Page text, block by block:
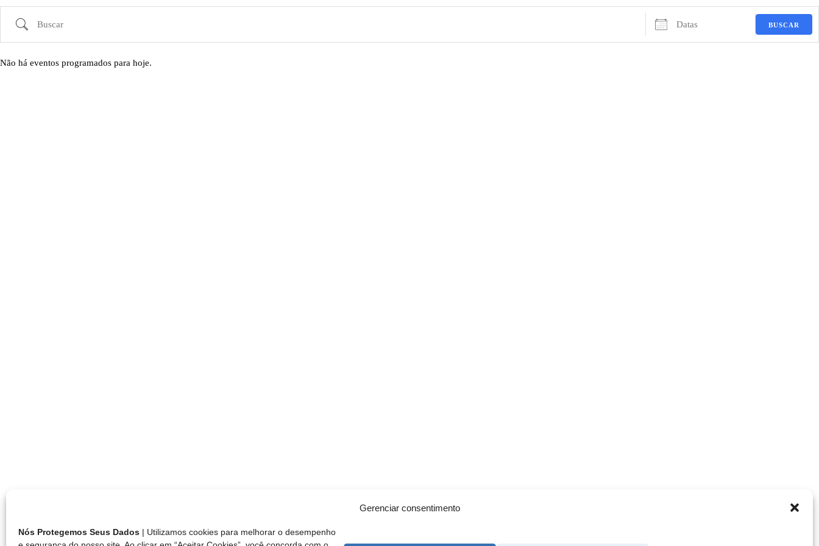
Gerenciar consentimento
Nós Protegemos Seus Dados | Utilizamos cookies para melhorar o desempenho
Buscar Datas
BUSCAR
Não há eventos programados para hoje.